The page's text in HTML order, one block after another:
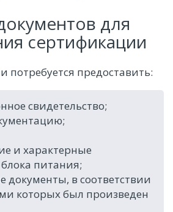
для
сертификации
потребуется предоставить:
свидетельство;
и характерные
питания;
документы, в соответствии
которых был произведен